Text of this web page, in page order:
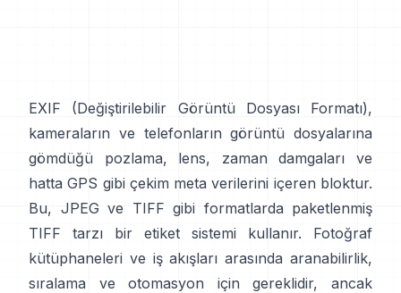
EXIF (Değiştirilebilir Görüntü Dosyası Formatı),
kameraların ve telefonların görüntü dosyalarına
gömdüğü pozlama, lens, zaman damgaları ve
hatta GPS gibi çekim meta verilerini içeren bloktur.
Bu, JPEG ve TIFF gibi formatlarda paketlenmiş
TIFF tarzı bir etiket sistemi kullanır. Fotoğraf
kütüphaneleri ve iş akışları arasında aranabilirlik,
sıralama ve otomasyon için gereklidir, ancak